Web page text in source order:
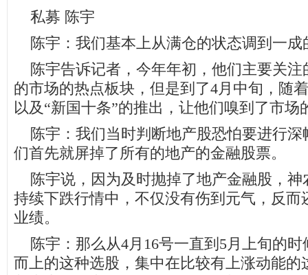
私募 陈宇
陈宇：我们基本上从满仓的状态调到一成
陈宇告诉记者，今年年初，他们主要关注
的市场的热点板块，但是到了4月中旬，随
以及“新国十条”的推出，让他们嗅到了市场
陈宇：我们当时判断地产股恐怕要进行深
们首先就屏掉了所有的地产的金融股票。
陈宇说，因为及时抛掉了地产金融股，神
持续下跌行情中，不仅没有伤到元气，反而
业绩。
陈宇：那么从4月16号一直到5月上旬的时
而上的这种选股，集中在比较有上涨动能的